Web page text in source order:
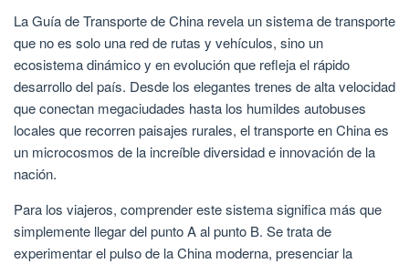
La Guía de Transporte de China revela un sistema de transporte
que no es solo una red de rutas y vehículos, sino un
ecosistema dinámico y en evolución que refleja el rápido
desarrollo del país. Desde los elegantes trenes de alta velocidad
que conectan megaciudades hasta los humildes autobuses
locales que recorren paisajes rurales, el transporte en China es
un microcosmos de la increíble diversidad e innovación de la
nación.
Para los viajeros, comprender este sistema significa más que
simplemente llegar del punto A al punto B. Se trata de
experimentar el pulso de la China moderna, presenciar la